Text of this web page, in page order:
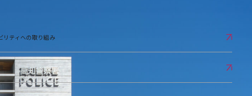
リティへの取り組み